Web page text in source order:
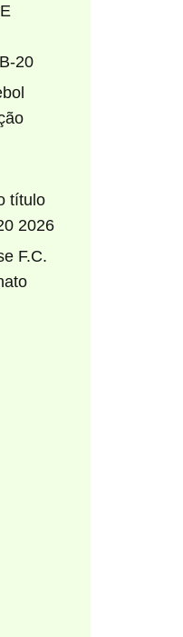
20
título
2026
F.C.